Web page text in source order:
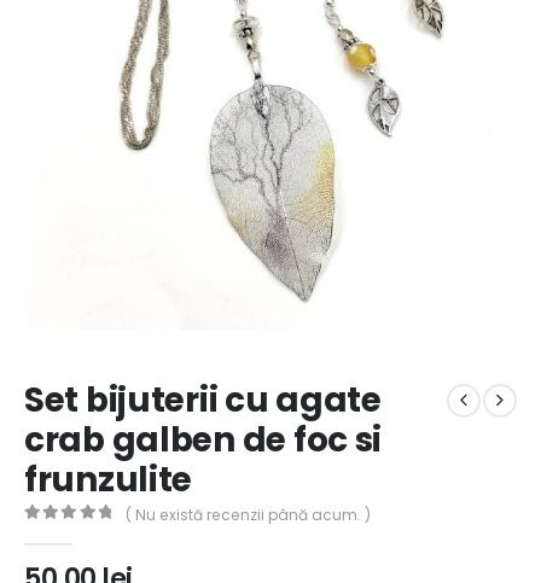
Set bijuterii cu agate
crab galben de foc si
frunzulite
( Nu există recenzii până acum. )